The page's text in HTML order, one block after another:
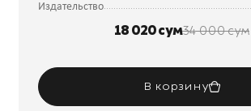
Издательство
18 020 сум34 000 сум
В корзину